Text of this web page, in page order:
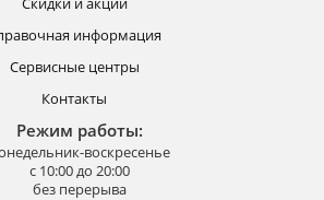
информация
Сервисные центры
Контакты
Режим работы:
воскресенье
с 10:00 до 20:00
без перерыва